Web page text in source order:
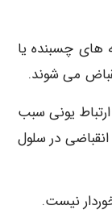
های چسبنده یا
می شوند.
یونی سبب
در سلول
نیست.